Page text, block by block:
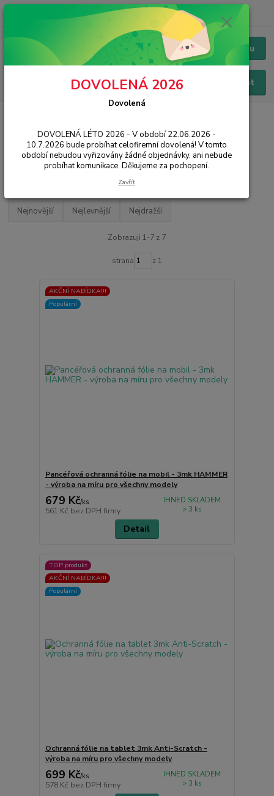
Menu
Hledat
Chat / Online podpora - 24/7
Mobilní telefony XIAOMI
Filtr - výrobci a parametry
Nejnovější Nejlevnější Nejdražší
Zobrazuji 1-7 z 7
strana z 1
AKČNÍ NABÍDKA!!!
Populární
Pancéřová ochranná fólie na mobil - 3mk HAMMER
- výroba na míru pro všechny modely
679 Kč/ks
561 Kč bez DPH firmy
IHNED SKLADEM
> 3 ks
Detail
TOP produkt
AKČNÍ NABÍDKA!!!
Populární
Ochranná fólie na tablet 3mk Anti-Scratch -
výroba na míru pro všechny modely
699 Kč/ks
578 Kč bez DPH firmy
IHNED SKLADEM
> 3 ks
DOVOLENÁ 2026
Dovolená
DOVOLENÁ LÉTO 2026 - V období 22.06.2026 -
10.7.2026 bude probíhat celofiremní dovolená! V tomto
období nebudou vyřizovány žádné objednávky, ani nebude
probíhat komunikace. Děkujeme za pochopení.
Zavřít